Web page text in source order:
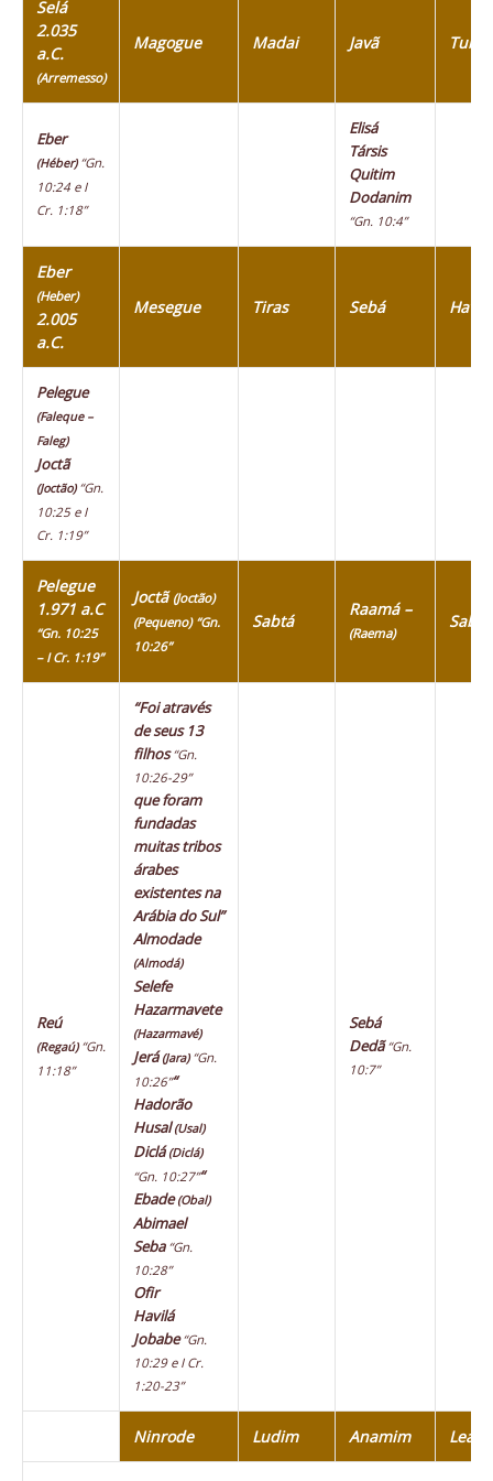
Selá
2.035
a.C.
(Arremesso)
Magogue Madai Javã Tubal
Eber
(Héber) “Gn.
10:24 e I
Cr. 1:18”
Elisá
Társis
Quitim
Dodanim
“Gn. 10:4”
Eber
(Heber)
2.005
a.C.
Mesegue Tiras Sebá Havilá
Pelegue
(Faleque –
Faleg)
Joctã
(Joctão) “Gn.
10:25 e I
Cr. 1:19”
Pelegue
1.971 a.C
“Gn. 10:25
– I Cr. 1:19”
Joctã (Joctão)
(Pequeno) “Gn.
10:26”
Sabtá
Raamá –
(Raema)
Reú
(Regaú) “Gn.
11:18”
“Foi através
de seus 13
filhos“Gn.
10:26-29”
que foram
fundadas
muitas tribos
árabes
existentes na
Arábia do Sul”
Almodade
(Almodá)
Selefe
Hazarmavete
(Hazarmavé)
Jerá(Jara) “Gn.
10:26”“
Hadorão
Husal(Usal)
Diclá(Diclá)
“Gn. 10:27”“
Ebade(Obal)
Abimael
Seba “Gn.
10:28”
Ofir
Havilá
Jobabe“Gn.
10:29 e I Cr.
1:20-23”
Sebá
Dedã“Gn.
10:7”
Ninrode Ludim Anamim